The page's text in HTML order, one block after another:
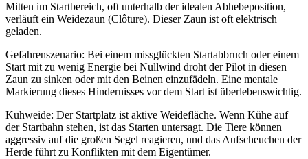
Mitten im Startbereich, oft unterhalb der idealen Abhebeposition,
verläuft ein Weidezaun (Clôture). Dieser Zaun ist oft elektrisch
geladen.
Gefahrenszenario: Bei einem missglückten Startabbruch oder einem
Start mit zu wenig Energie bei Nullwind droht der Pilot in diesen
Zaun zu sinken oder mit den Beinen einzufädeln. Eine mentale
Markierung dieses Hindernisses vor dem Start ist überlebenswichtig.
Kuhweide: Der Startplatz ist aktive Weidefläche. Wenn Kühe auf
der Startbahn stehen, ist das Starten untersagt. Die Tiere können
aggressiv auf die großen Segel reagieren, und das Aufscheuchen der
Herde führt zu Konflikten mit dem Eigentümer.